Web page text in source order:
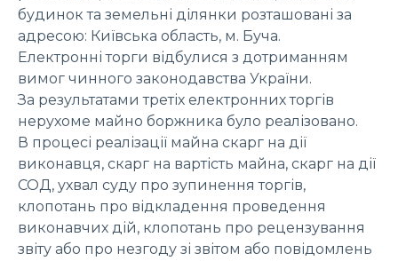
будинок та земельні ділянки розташовані за
адресою: Київська область, м. Буча.
Електронні торги відбулися з дотриманням
вимог чинного законодавства України.
За результатами третіх електронних торгів
нерухоме майно боржника було реалізовано.
В процесі реалізації майна скарг на дії
виконавця, скарг на вартість майна, скарг на дії
СОД, ухвал суду про зупинення торгів,
клопотань про відкладення проведення
виконавчих дій, клопотань про рецензування
звіту або про незгоду зі звітом або повідомлень